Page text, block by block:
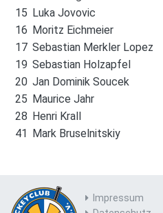
15 Luka Jovovic
16 Moritz Eichmeier
17 Sebastian Merkler Lopez
19 Sebastian Holzapfel
20 Jan Dominik Soucek
25 Maurice Jahr
28 Henri Krall
41 Mark Bruselnitskiy
Impressum